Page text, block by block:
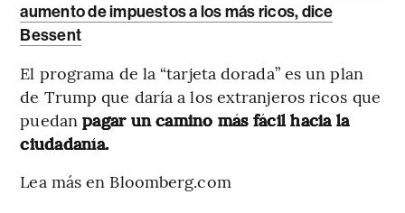
aumento de impuestos a los más ricos, dice
Bessent
El programa de la “tarjeta dorada” es un plan
de Trump que daría a los extranjeros ricos que
puedanpagar un camino más fácil hacia la
ciudadanía.
Lea más en Bloomberg.com